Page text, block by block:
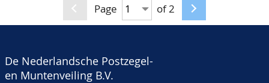
waarbij in paar,
cat.waarde Fl.1200,=,
Page of 2
De Nederlandsche Postzegel-
en Muntenveiling B.V.